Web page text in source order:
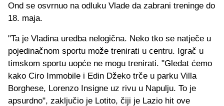
Ond se osvrnuo na odluku Vlade da zabrani treninge do
18. maja.
"Ta je Vladina uredba nelogična. Neko tko se natječe u
pojedinačnom sportu može trenirati u centru. Igrač u
timskom sportu uopće ne mogu trenirati. "Gledat ćemo
kako Ciro Immobile i Edin Džeko trče u parku Villa
Borghese, Lorenzo Insigne uz rivu u Napulju. To je
apsurdno", zaključio je Lotito, čiji je Lazio hit ove